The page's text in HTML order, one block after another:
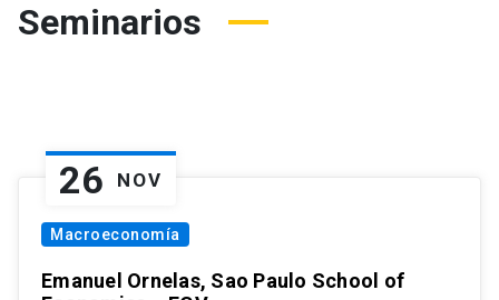
Seminarios
26 NOV
Macroeconomía
Emanuel Ornelas, Sao Paulo School of